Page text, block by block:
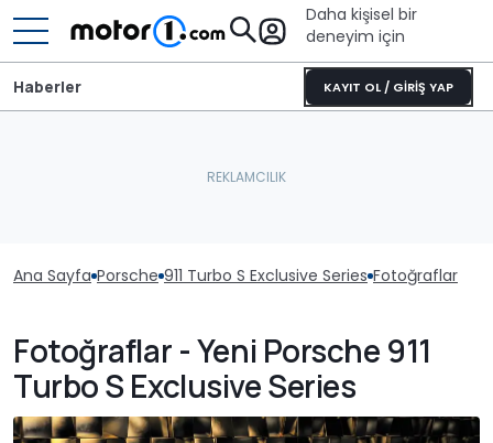
Daha kişisel bir
deneyim için
KAYIT OL / GİRİŞ YAP
Haberler
Ana Sayfa Porsche 911 Turbo S Exclusive Series Fotoğraflar
Fotoğraflar - Yeni Porsche 911
Turbo S Exclusive Series